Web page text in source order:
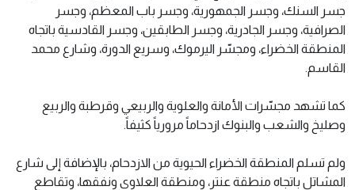
جسر السنك، وجسر الجمهورية، وجسر باب المعظم، وجسر
الصرافية، وجسر الجادرية، وجسر الطابقين، وجسر القادسية باتجاه
المنطقة الخضراء، ومجسّر اليرموك، وسريع الدورة، وشارع محمد
القاسم.
كما تشهد مجسّرات الأمانة والعلوية والربيعي وقرطبة والربيع
وصليخ والشعب والبنوك ازدحاماً مرورياً كثيفاً.
ولم تسلم المنطقة الخضراء الحيوية من الازدحام، بالإضافة إلى شارع
المشاتل باتجاه منطقة عنتر، ومنطقة العلاوي ونفقها، وتقاطع